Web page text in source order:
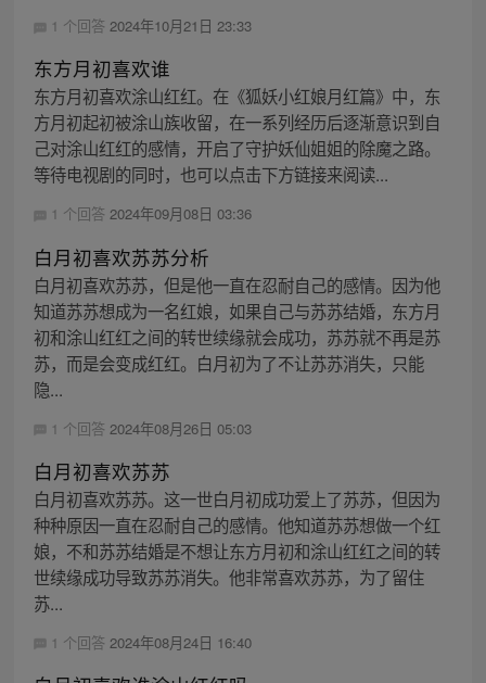
1 个回答 2024年10月21日 23:33
东方月初喜欢谁
东方月初喜欢涂山红红。在《狐妖小红娘月红篇》中，东
方月初起初被涂山族收留，在一系列经历后逐渐意识到自
己对涂山红红的感情，开启了守护妖仙姐姐的除魔之路。
等待电视剧的同时，也可以点击下方链接来阅读...
1 个回答 2024年09月08日 03:36
白月初喜欢苏苏分析
白月初喜欢苏苏，但是他一直在忍耐自己的感情。因为他
知道苏苏想成为一名红娘，如果自己与苏苏结婚，东方月
初和涂山红红之间的转世续缘就会成功，苏苏就不再是苏
苏，而是会变成红红。白月初为了不让苏苏消失，只能
隐...
1 个回答 2024年08月26日 05:03
白月初喜欢苏苏
白月初喜欢苏苏。这一世白月初成功爱上了苏苏，但因为
种种原因一直在忍耐自己的感情。他知道苏苏想做一个红
娘，不和苏苏结婚是不想让东方月初和涂山红红之间的转
世续缘成功导致苏苏消失。他非常喜欢苏苏，为了留住
苏...
1 个回答 2024年08月24日 16:40